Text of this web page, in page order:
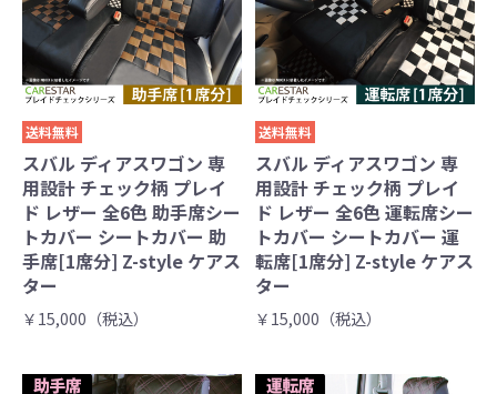
送料無料
スバル ディアスワゴン 専
用設計 チェック柄 プレイ
ド レザー 全6色 助手席シー
トカバー シートカバー 助
手席[1席分] Z-style ケアス
ター
￥15,000（税込）
送料無料
スバル ディアスワゴン 専
用設計 チェック柄 プレイ
ド レザー 全6色 運転席シー
トカバー シートカバー 運
転席[1席分] Z-style ケアス
ター
￥15,000（税込）